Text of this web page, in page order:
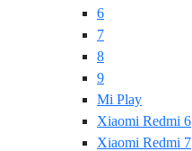
6
7
8
9
Mi Play
Xiaomi Redmi 6
Xiaomi Redmi 7